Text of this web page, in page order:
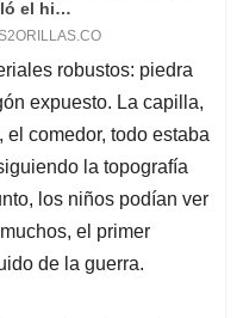
robustos: piedra
expuesto. La capilla,
comedor, todo estaba
la topografía
los niños podían ver
el primer
de la guerra.